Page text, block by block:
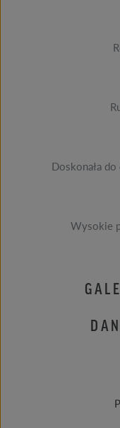
Doskonała
Wysokie